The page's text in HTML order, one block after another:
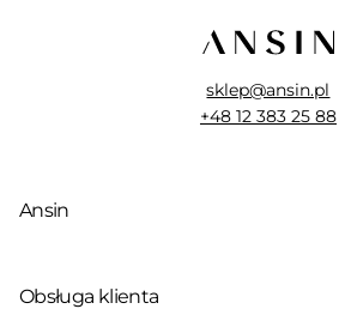
sklep@ansin.pl
+48 12 383 25 88
Ansin
Obsługa klienta